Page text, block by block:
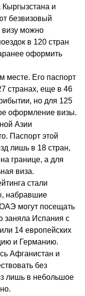
Кыргызстана и
безвизовый
визу можно
в 120 стран
оформить
месте. Его паспорт
странах, еще в 46
но для 125
оформление визы.
Азии
Паспорт этой
лишь в 18 стран,
границе, а для
виза.
стали
набравшие
могут посещать
заняла Испания с
14 европейских
и Германию.
Афганистан и
без
лишь в небольшое